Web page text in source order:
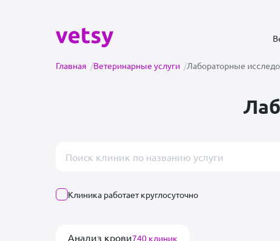
Главная /Ветеринарные услуги /Лабораторные
Клиника работает круглосуточно
Анализ крови740 клиник